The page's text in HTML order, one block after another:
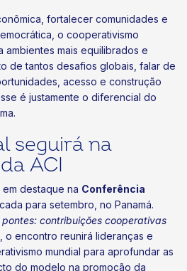
fortalecer comunidades e
o cooperativismo
ambientes mais equilibrados e
de tantos desafios globais, falar de
acesso e construção
é justamente o diferencial do
seguirá na
ACI
em destaque na Conferência
para setembro, no Panamá.
pontes: contribuições cooperativas
, o encontro reunirá lideranças e
mundial para aprofundar as
do modelo na promoção da